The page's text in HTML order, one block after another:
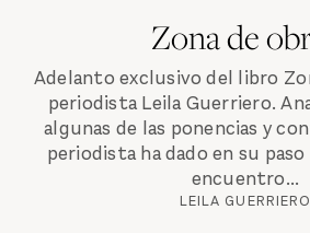
Zona de
Adelanto exclusivo del libro
periodista Leila Guerriero.
algunas de las ponencias y
periodista ha dado en su
encuentro...
LEILA GUERRIERO